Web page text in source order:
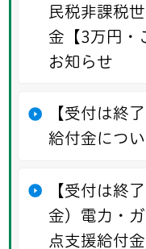
民税非課税
金【3万円・
お知らせ
【受付は終
給付金につ
【受付は終
金）電力・
点支援給付